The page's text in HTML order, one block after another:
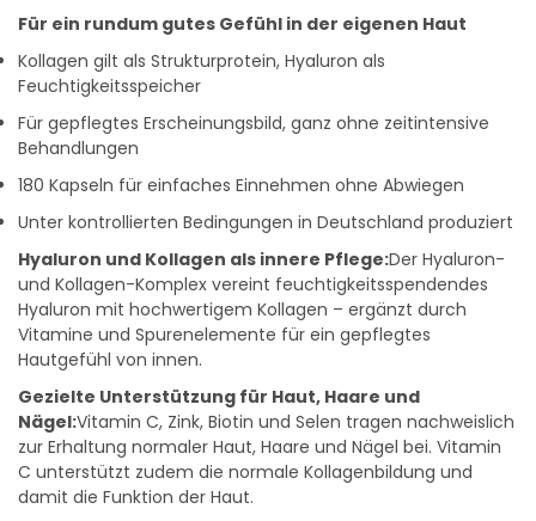
Für ein rundum gutes Gefühl in der eigenen Haut
Kollagen gilt als Strukturprotein, Hyaluron als
Feuchtigkeitsspeicher
Für gepflegtes Erscheinungsbild, ganz ohne zeitintensive
Behandlungen
180 Kapseln für einfaches Einnehmen ohne Abwiegen
Unter kontrollierten Bedingungen in Deutschland produziert
Hyaluron und Kollagen als innere Pflege:Der Hyaluron-
und Kollagen-Komplex vereint feuchtigkeitsspendendes
Hyaluron mit hochwertigem Kollagen – ergänzt durch
Vitamine und Spurenelemente für ein gepflegtes
Hautgefühl von innen.
Gezielte Unterstützung für Haut, Haare und
Nägel:Vitamin C, Zink, Biotin und Selen tragen nachweislich
zur Erhaltung normaler Haut, Haare und Nägel bei. Vitamin
C unterstützt zudem die normale Kollagenbildung und
damit die Funktion der Haut.